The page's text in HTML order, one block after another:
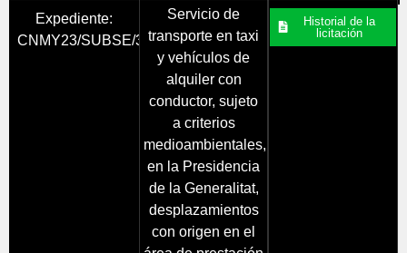
Expediente:
CNMY23/SUBSE/32
Servicio de
transporte en taxi
y vehículos de
alquiler con
conductor, sujeto
a criterios
medioambientales,
en la Presidencia
de la Generalitat,
desplazamientos
con origen en el
Historial de la
licitación